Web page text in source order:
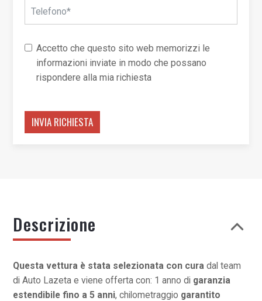
Accetto che questo sito web memorizzi le
informazioni inviate in modo che possano
rispondere alla mia richiesta
INVIA RICHIESTA
Descrizione
Questa vettura è stata selezionata con cura dal team
di Auto Lazeta e viene offerta con: 1 anno di garanzia
estendibile fino a 5 anni, chilometraggio garantito